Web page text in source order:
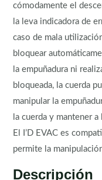
cómodamente el
la leva indicadora de
caso de mala
bloquear
la empuñadura ni
bloqueada, la cuerda
manipular la
la cuerda y mantener
El I’D EVAC es
permite la
Descripción